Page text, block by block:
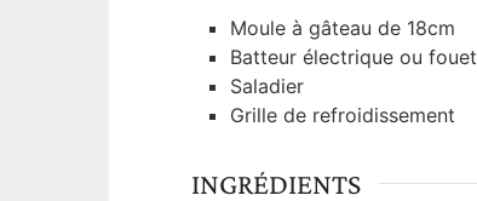
Moule à gâteau de 18cm
Batteur électrique ou fouet
Saladier
Grille de refroidissement
INGRÉDIENTS